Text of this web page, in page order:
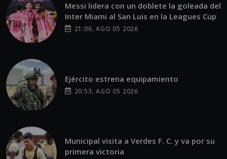
Messi lidera con un doblete la goleada del
Inter Miami al San Luis en la Leagues Cup
21:06, AGO 05 2026
Ejército estrena equipamiento
20:53, AGO 05 2026
Municipal visita a Verdes F. C. y va por su
primera victoria